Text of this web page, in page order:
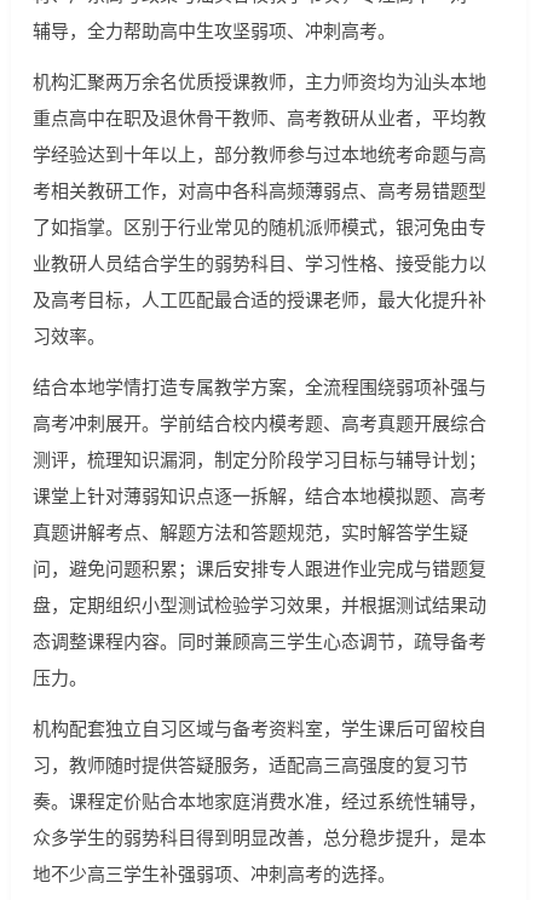
辅导，全力帮助高中生攻坚弱项、冲刺高考。
机构汇聚两万余名优质授课教师，主力师资均为汕头本地
重点高中在职及退休骨干教师、高考教研从业者，平均教
学经验达到十年以上，部分教师参与过本地统考命题与高
考相关教研工作，对高中各科高频薄弱点、高考易错题型
了如指掌。区别于行业常见的随机派师模式，银河兔由专
业教研人员结合学生的弱势科目、学习性格、接受能力以
及高考目标，人工匹配最合适的授课老师，最大化提升补
习效率。
结合本地学情打造专属教学方案，全流程围绕弱项补强与
高考冲刺展开。学前结合校内模考题、高考真题开展综合
测评，梳理知识漏洞，制定分阶段学习目标与辅导计划；
课堂上针对薄弱知识点逐一拆解，结合本地模拟题、高考
真题讲解考点、解题方法和答题规范，实时解答学生疑
问，避免问题积累；课后安排专人跟进作业完成与错题复
盘，定期组织小型测试检验学习效果，并根据测试结果动
态调整课程内容。同时兼顾高三学生心态调节，疏导备考
压力。
机构配套独立自习区域与备考资料室，学生课后可留校自
习，教师随时提供答疑服务，适配高三高强度的复习节
奏。课程定价贴合本地家庭消费水准，经过系统性辅导，
众多学生的弱势科目得到明显改善，总分稳步提升，是本
地不少高三学生补强弱项、冲刺高考的选择。